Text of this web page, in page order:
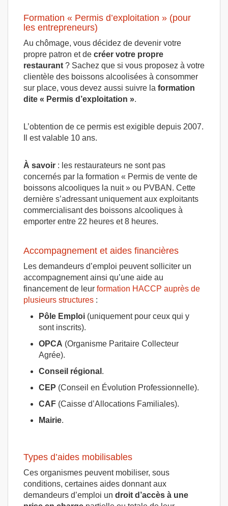
Formation « Permis d’exploitation » (pour
les entrepreneurs)
Au chômage, vous décidez de devenir votre
propre patron et de créer votre propre
restaurant ? Sachez que si vous proposez à votre
clientèle des boissons alcoolisées à consommer
sur place, vous devez aussi suivre la formation
dite « Permis d’exploitation ».
L’obtention de ce permis est exigible depuis 2007.
Il est valable 10 ans.
À savoir : les restaurateurs ne sont pas
concernés par la formation « Permis de vente de
boissons alcooliques la nuit » ou PVBAN. Cette
dernière s’adressant uniquement aux exploitants
commercialisant des boissons alcooliques à
emporter entre 22 heures et 8 heures.
Accompagnement et aides financières
Les demandeurs d’emploi peuvent solliciter un
accompagnement ainsi qu’une aide au
financement de leur formation HACCP auprès de
plusieurs structures :
Pôle Emploi (uniquement pour ceux qui y
sont inscrits).
OPCA (Organisme Paritaire Collecteur
Agrée).
Conseil régional .
CEP (Conseil en Évolution Professionnelle).
CAF (Caisse d’Allocations Familiales).
Mairie.
Types d’aides mobilisables
Ces organismes peuvent mobiliser, sous
conditions, certaines aides donnant aux
demandeurs d’emploi un droit d’accès à une